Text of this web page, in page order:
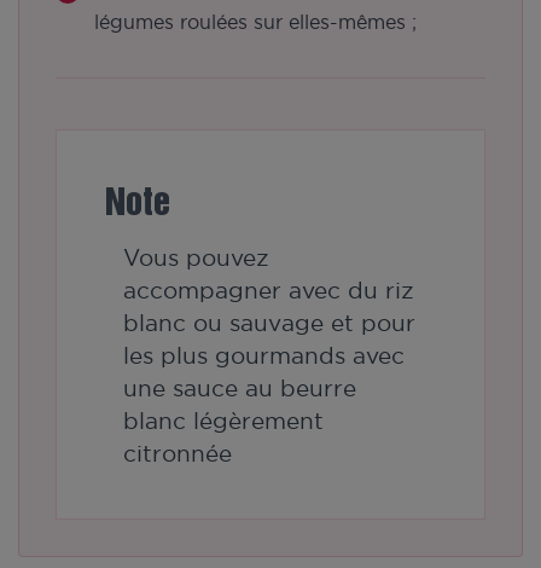
légumes roulées sur elles-mêmes ;
Note
Vous pouvez
accompagner avec du riz
blanc ou sauvage et pour
les plus gourmands avec
une sauce au beurre
blanc légèrement
citronnée